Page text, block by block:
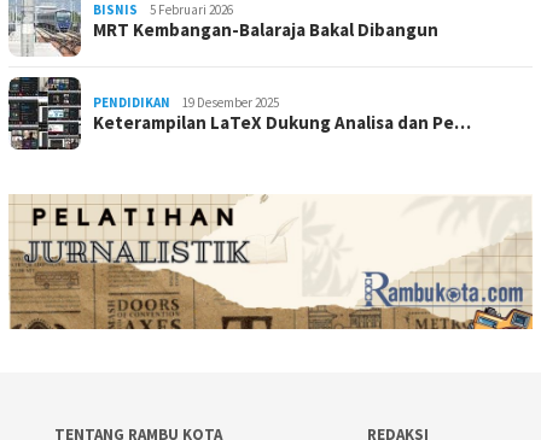
BISNIS 5 Februari 2026
MRT Kembangan-Balaraja Bakal Dibangun
PENDIDIKAN 19 Desember 2025
Keterampilan LaTeX Dukung Analisa dan Pe…
TENTANG RAMBU KOTA REDAKSI